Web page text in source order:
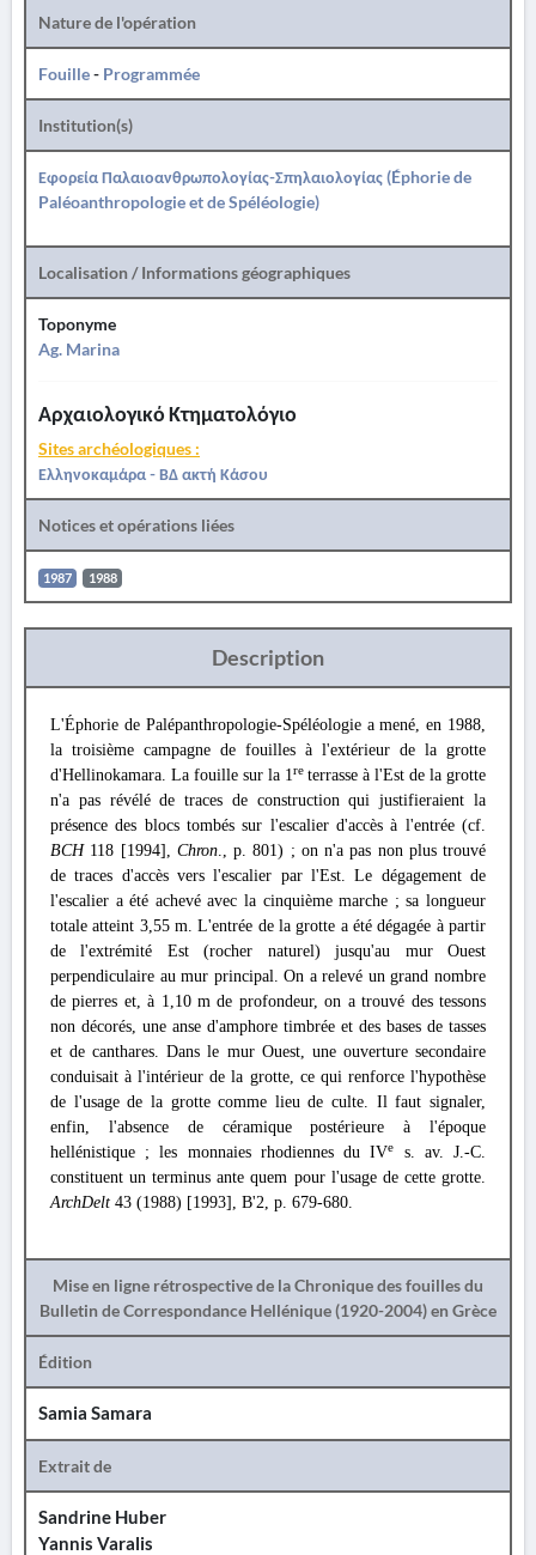
Nature de l'opération
Fouille- Programmée
Institution(s)
Εφορεία Παλαιοανθρωπολογίας-Σπηλαιολογίας (Éphorie de
Paléoanthropologie et de Spéléologie)
Localisation / Informations géographiques
Toponyme
Ag. Marina
Αρχαιολογικό Κτηματολόγιο
Sites archéologiques :
Ελληνοκαμάρα - ΒΔ ακτή Κάσου
Notices et opérations liées
1987 1988
Description
L'Éphorie de Palépanthropologie-Spéléologie a mené, en 1988,
la troisième campagne de fouilles à l'extérieur de la grotte
d'Hellinokamara. La fouille sur la 1re terrasse à l'Est de la grotte
n'a pas révélé de traces de construction qui justifieraient la
présence des blocs tombés sur l'escalier d'accès à l'entrée (cf.
BCH 118 [1994], Chron., p. 801) ; on n'a pas non plus trouvé
de traces d'accès vers l'escalier par l'Est. Le dégagement de
l'escalier a été achevé avec la cinquième marche ; sa longueur
totale atteint 3,55 m. L'entrée de la grotte a été dégagée à partir
de l'extrémité Est (rocher naturel) jusqu'au mur Ouest
perpendiculaire au mur principal. On a relevé un grand nombre
de pierres et, à 1,10 m de profondeur, on a trouvé des tessons
non décorés, une anse d'amphore timbrée et des bases de tasses
et de canthares. Dans le mur Ouest, une ouverture secondaire
conduisait à l'intérieur de la grotte, ce qui renforce l'hypothèse
de l'usage de la grotte comme lieu de culte. Il faut signaler,
enfin, l'absence de céramique postérieure à l'époque
hellénistique ; les monnaies rhodiennes du IVe
s. av. J.-C.
constituent un terminus ante quem pour l'usage de cette grotte.
ArchDelt 43 (1988) [1993], B'2, p. 679-680.
Mise en ligne rétrospective de la Chronique des fouilles du
Bulletin de Correspondance Hellénique (1920-2004) en Grèce
Édition
Samia Samara
Extrait de
Sandrine Huber
Yannis Varalis